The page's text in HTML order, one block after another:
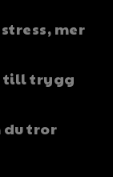
mer
till trygg
du tror